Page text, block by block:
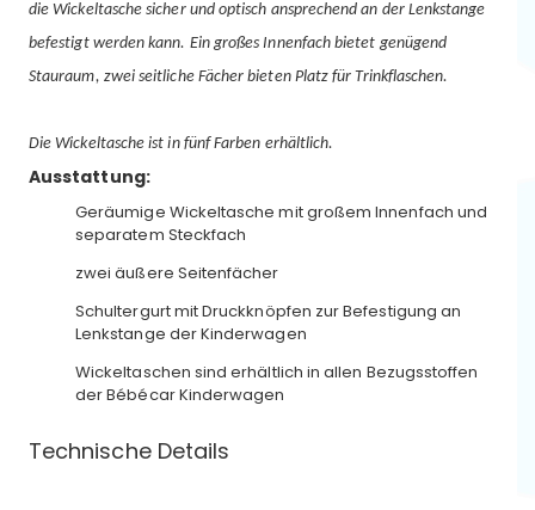
die Wickeltasche sicher und optisch ansprechend an der Lenkstange
befestigt werden kann. Ein großes Innenfach bietet genügend
Stauraum, zwei seitliche Fächer bieten Platz für Trinkflaschen.
Die Wickeltasche ist in fünf Farben erhältlich.
Ausstattung:
Geräumige Wickeltasche mit großem Innenfach und
separatem Steckfach
zwei äußere Seitenfächer
Schultergurt mit Druckknöpfen zur Befestigung an
Lenkstange der Kinderwagen
Wickeltaschen sind erhältlich in allen Bezugsstoffen
der Bébécar Kinderwagen
Technische Details